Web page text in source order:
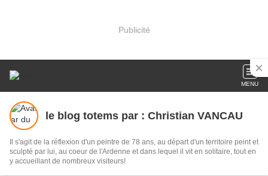
Publicité
MENU
le blog totems par : Christian VANCAU
Il s'agit de la réflexion d'un peintre de 78 ans, au départ d'un territoire peint et
sculpté par lui, au coeur de l'Ardenne et dans lequel il vit en solitaire, tout en
y accueillant de nombreux visiteurs!